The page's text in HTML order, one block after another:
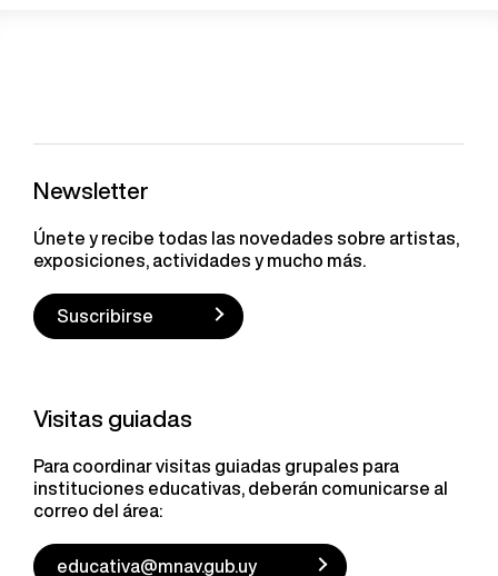
Newsletter
Únete y recibe todas las novedades sobre artistas,
exposiciones, actividades y mucho más.
Suscribirse
Visitas guiadas
Para coordinar visitas guiadas grupales para
instituciones educativas, deberán comunicarse al
correo del área:
educativa@mnav.gub.uy